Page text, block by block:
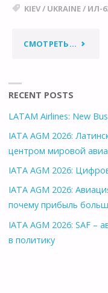
KIEV/ UKRAINE/ ИЛ-
СМОТРЕТЬ...
RECENT POSTS
LATAM Airlines: New
IATA AGM 2026:
центром мировой
IATA AGM 2026:
IATA AGM 2026:
почему прибыль
IATA AGM 2026: SAF –
в политику